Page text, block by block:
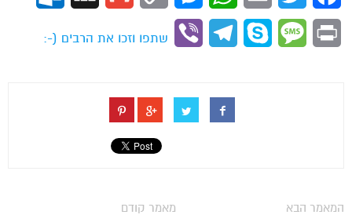
Print
Message
Skype
Telegram
Viber
שתפו וזכו את הרבים (-:
מאמר קודם
המאמר הבא